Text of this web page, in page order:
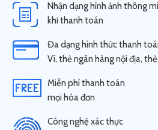
Nhận dạng hình ảnh thông
khi thanh toán
Đa dạng hình thức thanh
Ví, thẻ ngân hàng nội địa,
Miễn phí thanh toán
mọi hóa đơn
Công nghệ xác thực